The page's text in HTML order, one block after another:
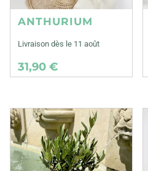
ANTHURIUM
Livraison dès le 11 août
31,90 €